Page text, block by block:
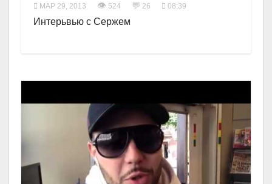
МАР 29, 2013 👁 524 💬 26 08:39
Интерьвью с Сержем